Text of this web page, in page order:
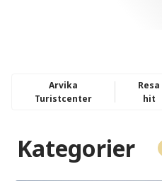
Arvika
Turistcenter
Resa
hit
Kategorier